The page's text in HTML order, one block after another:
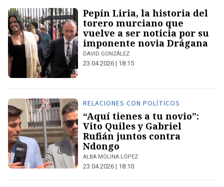
Pepín Liria, la historia del
torero murciano que
vuelve a ser noticia por su
imponente novia Drágana
DAVID GONZÁLEZ
23.04.2026 | 18:15
RELACIONES CON POLÍTICOS
“Aquí tienes a tu novio”:
Vito Quiles y Gabriel
Rufián juntos contra
Ndongo
ALBA MOLINA LÓPEZ
23.04.2026 | 18:10